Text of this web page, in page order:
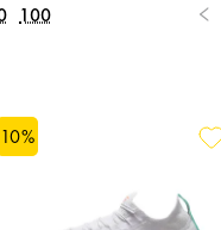
100
10%